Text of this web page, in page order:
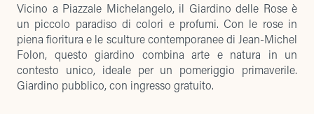
Vicino a Piazzale Michelangelo, il Giardino delle Roseè
un piccolo paradiso di colori e profumi. Con le rose in
piena fioritura e le sculture contemporanee di Jean-Michel
Folon, questo giardino combina arte e natura in un
contesto unico, ideale per un pomeriggio primaverile.
Giardino pubblico, con ingresso gratuito.